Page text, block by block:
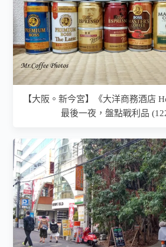
【大阪。新今宮】《大洋商務酒店
最後一夜，盤點戰利品